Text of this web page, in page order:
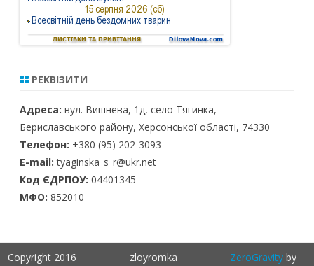
РЕКВІЗИТИ
Адреса: вул. Вишнева, 1д, село Тягинка,
Бериславського району, Херсонської області, 74330
Телефон: +380 (95) 202-3093
E-mail:tyaginska_s_r@ukr.net
Код ЄДРПОУ: 04401345
МФО: 852010
Copyright 2016 zloyromka ZeroGravityby